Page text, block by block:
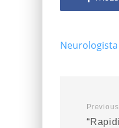
Neurologista
Previous